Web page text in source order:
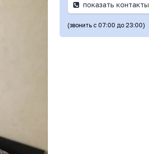
показать контакты
(звонить с 07:00 до 23:00)